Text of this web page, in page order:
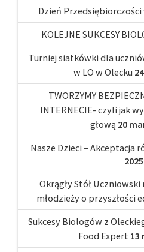
Dzień Przedsiębiorczości
KOLEJNE SUKCESY
Turniej siatkówki dla
w LO w Olecku
TWORZYMY
INTERNECIE- czyli jak
głową 20
Nasze Dzieci – Akceptacja
2025
Okrągły Stół
młodzieży o przyszłości
Sukcesy Biologów z
Food Expert 13